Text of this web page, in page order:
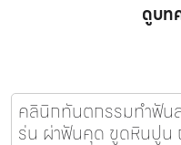
ดูบท
คลินิกทันตกรรมทำฟัน
ร่น ผ่าฟันคุด ขูดหินปูน